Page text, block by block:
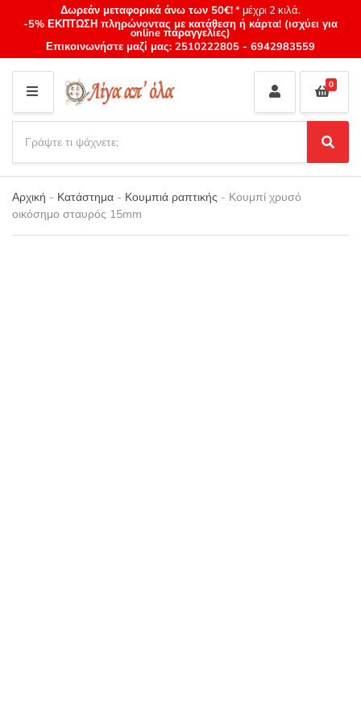
Δωρεάν μεταφορικά άνω των 50€!* μέχρι 2 κιλά.
-5% ΕΚΠΤΩΣΗ πληρώνοντας με κατάθεση ή κάρτα! (ισχύει για
online παραγγελίες)
Επικοινωνήστε μαζί μας: 2510222805 - 6942983559
M
E
N
U
Category
name
a
r
c
h
p
S
e
a
0
Αρχική - Κατάστημα - Κουμπιά ραπτικής - Κουμπί χρυσό
οικόσημο σταυρός 15mm